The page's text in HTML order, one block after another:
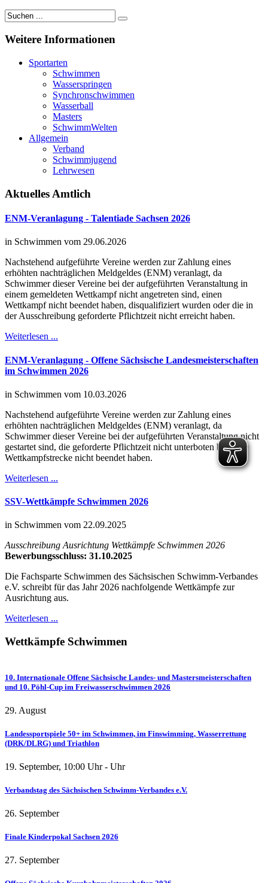
Weitere Informationen
Sportarten
Schwimmen
Wasserspringen
Synchronschwimmen
Wasserball
Masters
SchwimmWelten
Allgemein
Verband
Schwimmjugend
Lehrwesen
Aktuelles Amtlich
ENM-Veranlagung - Talentiade Sachsen 2026
in Schwimmen vom 29.06.2026
Nachstehend aufgeführte Vereine werden zur Zahlung eines
erhöhten nachträglichen Meldgeldes (ENM) veranlagt, da
Schwimmer dieser Vereine bei der aufgeführten Veranstaltung in
einem gemeldeten Wettkampf nicht angetreten sind, einen
Wettkampf nicht beendet haben, disqualifiziert wurden oder die in
der Ausschreibung geforderte Pflichtzeit nicht erreicht haben.
Weiterlesen ...
ENM-Veranlagung - Offene Sächsische Landesmeisterschaften
im Schwimmen 2026
in Schwimmen vom 10.03.2026
Nachstehend aufgeführte Vereine werden zur Zahlung eines
erhöhten nachträglichen Meldgeldes (ENM) veranlagt, da
Schwimmer dieser Vereine bei der aufgeführten Veranstaltung nicht
gestartet sind, die geforderte Pflichtzeit nicht unterboten bzw. die
Wettkampfstrecke nicht beendet haben.
Weiterlesen ...
SSV-Wettkämpfe Schwimmen 2026
in Schwimmen vom 22.09.2025
Ausschreibung Ausrichtung Wettkämpfe Schwimmen 2026
Bewerbungsschluss: 31.10.2025
Die Fachsparte Schwimmen des Sächsischen Schwimm-Verbandes
e.V. schreibt für das Jahr 2026 nachfolgende Wettkämpfe zur
Ausrichtung aus.
Weiterlesen ...
Wettkämpfe Schwimmen
10. Internationale Offene Sächsische Landes- und Mastersmeisterschaften
und 10. Pöhl-Cup im Freiwasserschwimmen 2026
29. August
Landessportspiele 50+ im Schwimmen, im Finswimming, Wasserrettung
(DRK/DLRG) und Triathlon
19. September, 10:00 Uhr - Uhr
Verbandstag des Sächsischen Schwimm-Verbandes e.V.
26. September
Finale Kinderpokal Sachsen 2026
27. September